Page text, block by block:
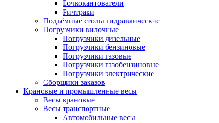
Бочкокантователи
Ричтраки
Подъёмные столы гидравлические
Погрузчики вилочные
Погрузчики дизельные
Погрузчики бензиновые
Погрузчики газовые
Погрузчики газобензиновые
Погрузчики электрические
Сборщики заказов
Крановые и промышленные весы
Весы крановые
Весы транспортные
Автомобильные весы